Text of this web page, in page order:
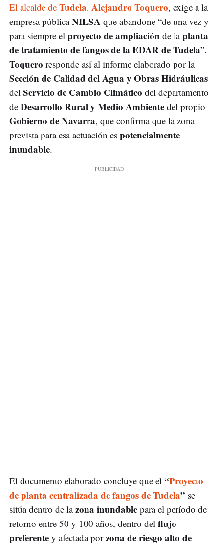
El alcalde de Tudela, Alejandro Toquero, exige a la
empresa públicaNILSA que abandone “de una vez y
para siempre el proyecto de ampliación de laplanta
de tratamiento de fangos de la EDAR de Tudela”.
Toquero responde así al informe elaborado por la
Sección de Calidad del Agua y Obras Hidráulicas
del Servicio de Cambio Climático del departamento
de Desarrollo Rural y Medio Ambiente del propio
Gobierno de Navarra, que confirma que la zona
prevista para esa actuación es potencialmente
inundable.
El documento elaborado concluye que el “Proyecto
de planta centralizada de fangos de Tudela” se
sitúa dentro de lazona inundable para el período de
retorno entre 50 y 100 años, dentro del flujo
preferente y afectada porzona de riesgo alto de